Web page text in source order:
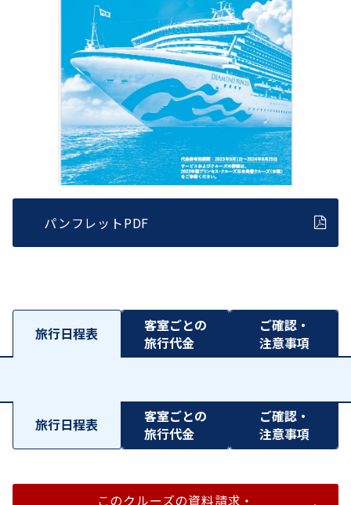
パンフレットPDF
旅行日程表
客室ごとの
旅行代金
ご確認・
注意事項
旅行日程表
客室ごとの
旅行代金
ご確認・
注意事項
このクルーズの資料請求・